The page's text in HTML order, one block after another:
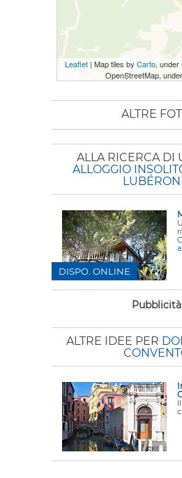
Leaflet | Map tiles by Carto, under
OpenStreetMap,
ALTRE
ALLA RICERCA DI
ALLOGGIO
LUBÉRON
DISPO. ONLINE
Pubblicità
ALTRE IDEE PER